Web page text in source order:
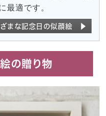
最適です。
ざまな記念日の似顔絵 ▶
の贈り物